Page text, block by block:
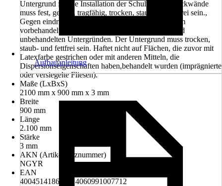
Untergrund für die Installation der Schulte Duschrückwände
muss fest, gerade, tragfähig, trocken, staub und fettfrei sein.,
Gegen eindringendes Wasser nach Abdichtungsnorm
vorbehandelt sein., Hält optimal auf allen glatten und
unbehandelten Untergründen. Der Untergrund muss trocken,
staub- und fettfrei sein. Haftet nicht auf Flächen, die zuvor mit
Latexfarbe gestrichen oder mit anderen Mitteln, die
Dispersionseigenschaften haben,behandelt wurden (imprägnierte
oder versiegelte Fliesen).
Maße (LxBxS)
2100 mm x 900 mm x 3 mm
Breite
900 mm
Länge
2.100 mm
Stärke
3 mm
AKN (Artikelkurznummer)
NGYR
EAN
4004514186393, 4060991007712
Aufbauanleitung